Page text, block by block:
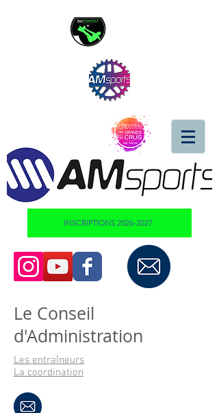
INSCRIPTIONS 2026-2027
Le Conseil
d'Administration
Les entraîneurs
La coordination